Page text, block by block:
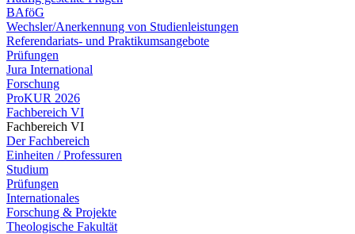
BAföG
Wechsler/Anerkennung von Studienleistungen
Referendariats- und Praktikumsangebote
Prüfungen
Jura International
Forschung
ProKUR 2026
Fachbereich VI
Fachbereich VI
Der Fachbereich
Einheiten / Professuren
Studium
Prüfungen
Internationales
Forschung & Projekte
Theologische Fakultät